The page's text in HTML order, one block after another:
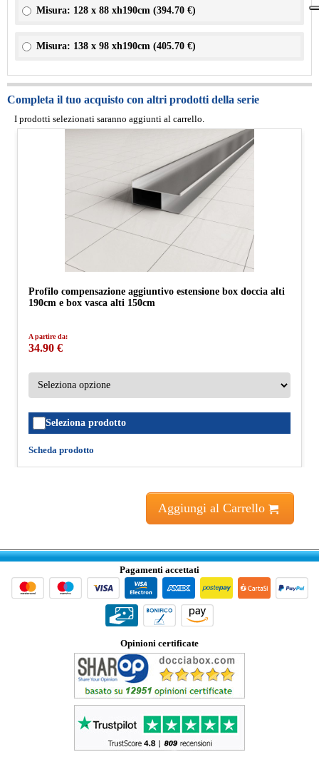
Misura: 128 x 88 xh190cm (394.70 €)
Misura: 138 x 98 xh190cm (405.70 €)
Completa il tuo acquisto con altri prodotti della serie
I prodotti selezionati saranno aggiunti al carrello.
Profilo compensazione aggiuntivo estensione box doccia alti
190cm e box vasca alti 150cm
A partire da:
34.90 €
Seleziona prodotto
Scheda prodotto
Aggiungi al Carrello
Pagamenti accettati
Opinioni certificate